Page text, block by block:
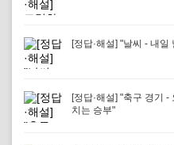
[정답·해설] "날씨 - 내
[정답·해설] "축구 경기
치는 승부"